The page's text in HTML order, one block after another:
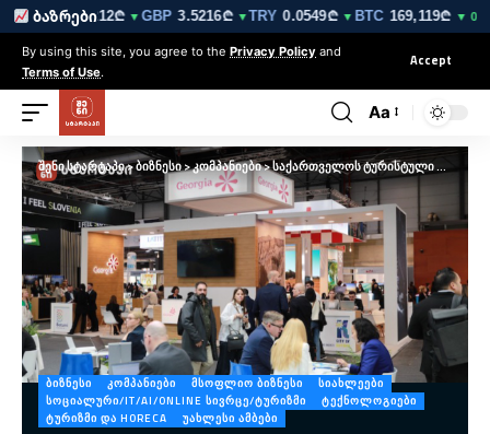
ბაზრები
▼EUR3.0212₾▼GBP3.5216₾▼TRY0.0549₾▼BTC169,119₾▼ 0.3%
By using this site, you agree to the Privacy Policy and
Terms of Use.
Accept
Aa
შენი სტარტაპი>ბიზნესი>კომპანიები>საქართველოს ტურისტული პოტენციალი FITUR Madrid 2025-ზე
ᲑᲘᲖᲜᲔᲡᲘ ᲙᲝᲛᲞᲐᲜᲘᲔᲑᲘ ᲛᲡᲝᲤᲚᲘᲝ ᲑᲘᲖᲜᲔᲡᲘ
ᲡᲘᲐᲮᲚᲔᲔᲑᲘ
ᲡᲝᲪᲘᲐᲚᲣᲠᲘ/IT/AI/ONLINE ᲡᲘᲕᲠᲪᲔ/ᲢᲣᲠᲘᲖᲛᲘ
ᲢᲔᲥᲜᲝᲚᲝᲒᲘᲔᲑᲘ
ᲢᲣᲠᲘᲖᲛᲘ ᲓᲐ HORECA
ᲣᲐᲮᲚᲔᲡᲘ ᲐᲛᲑᲔᲑᲘ